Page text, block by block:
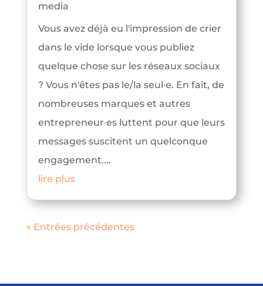
media
Vous avez déjà eu l'impression de crier
dans le vide lorsque vous publiez
quelque chose sur les réseaux sociaux
? Vous n'êtes pas le/la seul∙e. En fait, de
nombreuses marques et autres
entrepreneur∙es luttent pour que leurs
messages suscitent un quelconque
engagement....
lire plus
« Entrées précédentes